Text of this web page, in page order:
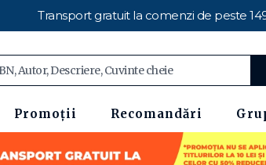
Transport gratuit la comenzi de peste
Promoții Recomandări